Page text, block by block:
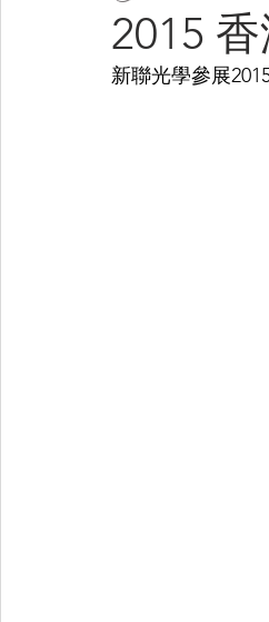
2015
新聯光學參展